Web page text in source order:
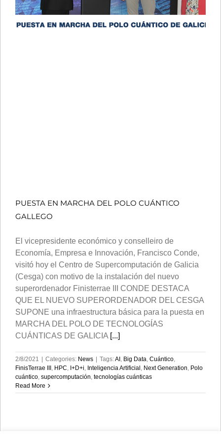
PUESTA EN MARCHA DEL POLO CUÁNTICO
GALLEGO
El vicepresidente económico y conselleiro de
Economía, Empresa e Innovación, Francisco Conde,
visitó hoy el Centro de Supercomputación de Galicia
(Cesga) con motivo de la instalación del nuevo
superordenador Finisterrae III CONDE DESTACA
QUE EL NUEVO SUPERORDENADOR DEL CESGA
SUPONE una infraestructura básica para la puesta en
MARCHA DEL POLO DE TECNOLOGÍAS
CUÁNTICAS DE GALICIA [...]
2/8/2021 | Categories: News | Tags:AI Big Data Cuántico
FinisTerrae III HPC I+D+i Inteligencia Artificial Next Generation Polo
cuántico supercomputación tecnologías cuánticas
Read More